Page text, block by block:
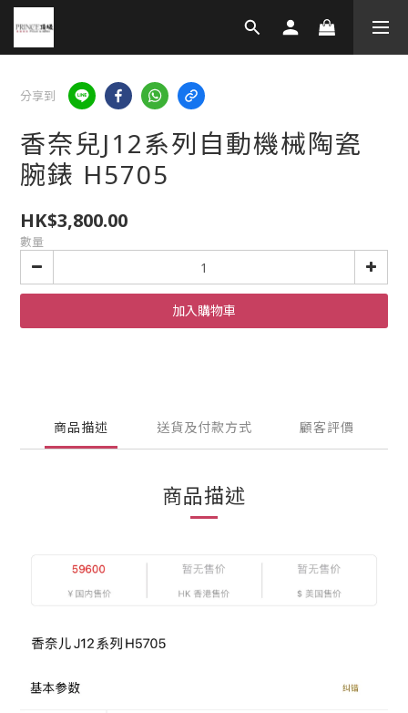
分享到
香奈兒J12系列自動機械陶瓷
腕錶 H5705
HK$3,800.00
數量
加入購物車
商品描述 送貨及付款方式 顧客評價
商品描述